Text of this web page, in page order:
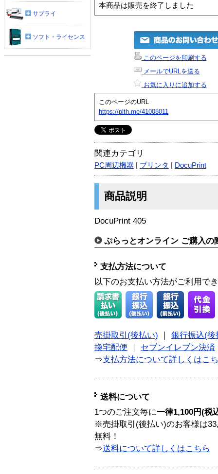
本商品は販売を終了しました
このページを印刷する
メールでURLを送る
お気に入りに追加する
このページのURL
https://plth.me/41008011
関連カテゴリ
PC周辺機器 プリンタ DocuPrint
商品説明
DocuPrint 405
ぷらっとオンライン ご購入の
支払方法について
以下のお支払い方法がご利用で
売掛取引(後払い)
銀行振込(後
換宅配便
セブンイレブン決済
⇒支払方法について詳しくはこ
送料について
1つのご注文毎に一律1,100円(税
※売掛取引(後払い)のお客様は
無料！
⇒送料について詳しくはこちら
サプライ
ソフト・ライセンス